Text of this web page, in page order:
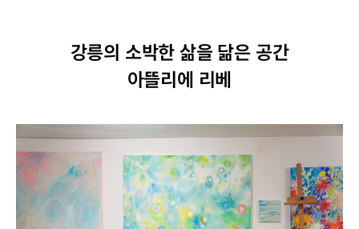
강릉의 소박한 삶을 닮은 공간
아뜰리에 리베